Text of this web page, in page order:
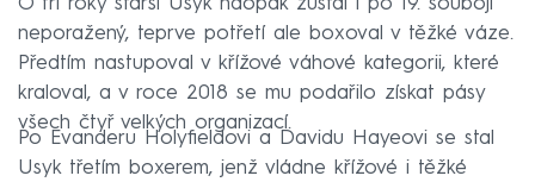
neporažený, teprve potřetí ale boxoval v těžké váze.
Předtím nastupoval v křížové váhové kategorii, které
kraloval, a v roce 2018 se mu podařilo získat pásy
všech čtyř velkých organizací.
Po Evanderu Holyfieldovi a Davidu Hayeovi se stal
Usyk třetím boxerem, jenž vládne křížové i těžké